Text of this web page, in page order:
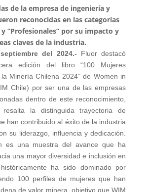
de la empresa de ingeniería y
reconocidas en las categorías
y “Profesionales” por su impacto y
claves de la industria.
del 2024.- Fluor destacó
edición del libro “100 Mujeres
Minería Chilena 2024” de Women in
Chile) por ser una de las empresas
dentro de este reconocimiento,
la distinguida trayectoria de
han contribuido al éxito de la industria
su liderazgo, influencia y dedicación.
es una muestra del avance que ha
una mayor diversidad e inclusión en
ha sido dominado por
100 perfiles de mujeres que han
de valor minera, objetivo que WIM